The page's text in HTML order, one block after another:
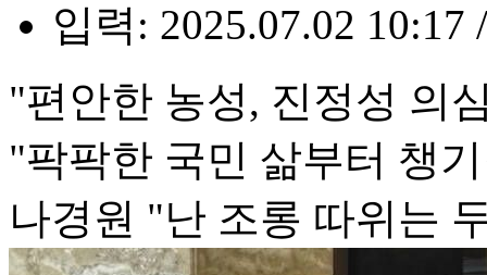
입력: 2025.07.02 10:17
"편안한 농성, 진정성 의
"팍팍한 국민 삶부터 챙
나경원 "난 조롱 따위는